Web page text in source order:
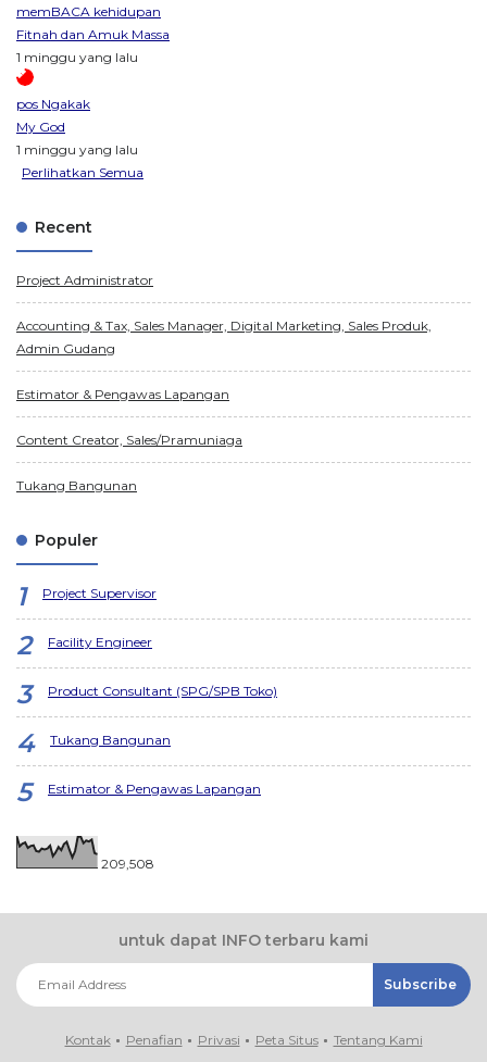
memBACA kehidupan
Fitnah dan Amuk Massa
1 minggu yang lalu
pos Ngakak
My God
1 minggu yang lalu
Perlihatkan Semua
Recent
Project Administrator
Accounting & Tax, Sales Manager, Digital Marketing, Sales Produk,
Admin Gudang
Estimator & Pengawas Lapangan
Content Creator, Sales/Pramuniaga
Tukang Bangunan
Populer
Project Supervisor
Facility Engineer
Product Consultant (SPG/SPB Toko)
Tukang Bangunan
Estimator & Pengawas Lapangan
209,508
untuk dapat INFO terbaru kami
Kontak Penafian Privasi Peta Situs Tentang Kami